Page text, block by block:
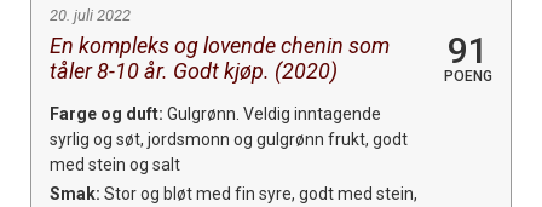
20. juli 2022
En kompleks og lovende chenin som
tåler 8-10 år. Godt kjøp. (2020)
91
POENG
Farge og duft: Gulgrønn. Veldig inntagende
syrlig og søt, jordsmonn og gulgrønn frukt, godt
med stein og salt
Smak: Stor og bløt med fin syre, godt med stein,